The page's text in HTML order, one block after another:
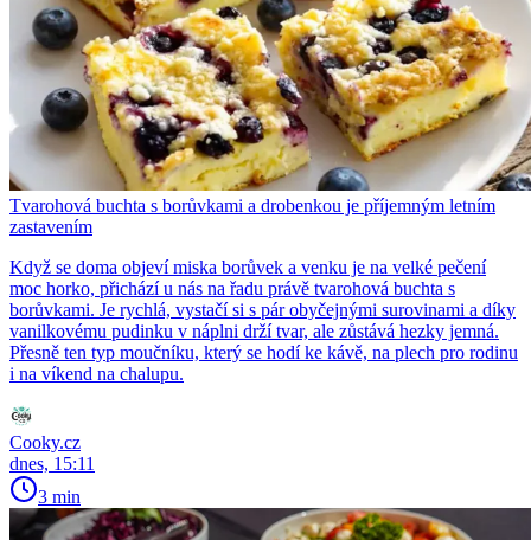
Tvarohová buchta s borůvkami a drobenkou je příjemným letním
zastavením
Když se doma objeví miska borůvek a venku je na velké pečení
moc horko, přichází u nás na řadu právě tvarohová buchta s
borůvkami. Je rychlá, vystačí si s pár obyčejnými surovinami a díky
vanilkovému pudinku v náplni drží tvar, ale zůstává hezky jemná.
Přesně ten typ moučníku, který se hodí ke kávě, na plech pro rodinu
i na víkend na chalupu.
Cooky.cz
dnes, 15:11
3 min